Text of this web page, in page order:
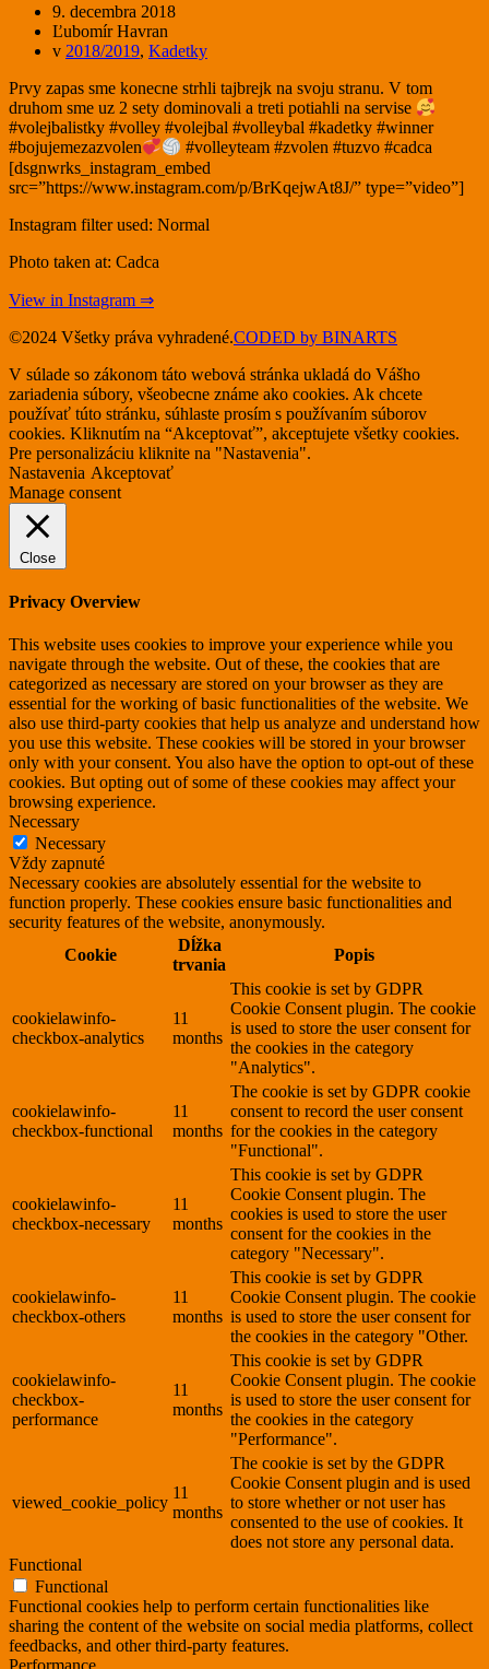
9. decembra 2018
Ľubomír Havran
v 2018/2019, Kadetky
Prvy zapas sme konecne strhli tajbrejk na svoju stranu. V tom
druhom sme uz 2 sety dominovali a treti potiahli na servise
#volejbalistky #volley #volejbal #volleybal #kadetky #winner
#bojujemezazvolen
#volleyteam #zvolen #tuzvo #cadca
[dsgnwrks_instagram_embed
src=”https://www.instagram.com/p/BrKqejwAt8J/” type=”video”]
Instagram filter used: Normal
Photo taken at: Cadca
View in Instagram ⇒
©2024 Všetky práva vyhradené.CODED by BINARTS
V súlade so zákonom táto webová stránka ukladá do Vášho
zariadenia súbory, všeobecne známe ako cookies. Ak chcete
používať túto stránku, súhlaste prosím s používaním súborov
cookies. Kliknutím na “Akceptovať”, akceptujete všetky cookies.
Pre personalizáciu kliknite na "Nastavenia".
Nastavenia Akceptovať
Manage consent
Close
Privacy Overview
This website uses cookies to improve your experience while you
navigate through the website. Out of these, the cookies that are
categorized as necessary are stored on your browser as they are
essential for the working of basic functionalities of the website. We
also use third-party cookies that help us analyze and understand how
you use this website. These cookies will be stored in your browser
only with your consent. You also have the option to opt-out of these
cookies. But opting out of some of these cookies may affect your
browsing experience.
Necessary
Necessary
Vždy zapnuté
Necessary cookies are absolutely essential for the website to
function properly. These cookies ensure basic functionalities and
security features of the website, anonymously.
Cookie
Dĺžka
trvania
Popis
cookielawinfo-
checkbox-analytics
11
months
This cookie is set by GDPR
Cookie Consent plugin. The cookie
is used to store the user consent for
the cookies in the category
"Analytics".
cookielawinfo-
checkbox-functional
11
months
The cookie is set by GDPR cookie
consent to record the user consent
for the cookies in the category
"Functional".
cookielawinfo-
checkbox-necessary
11
months
This cookie is set by GDPR
Cookie Consent plugin. The
cookies is used to store the user
consent for the cookies in the
category "Necessary".
cookielawinfo-
checkbox-others
11
months
This cookie is set by GDPR
Cookie Consent plugin. The cookie
is used to store the user consent for
the cookies in the category "Other.
cookielawinfo-
checkbox-
performance
11
months
This cookie is set by GDPR
Cookie Consent plugin. The cookie
is used to store the user consent for
the cookies in the category
"Performance".
viewed_cookie_policy
11
months
The cookie is set by the GDPR
Cookie Consent plugin and is used
to store whether or not user has
consented to the use of cookies. It
does not store any personal data.
Functional
Functional
Functional cookies help to perform certain functionalities like
sharing the content of the website on social media platforms, collect
feedbacks, and other third-party features.